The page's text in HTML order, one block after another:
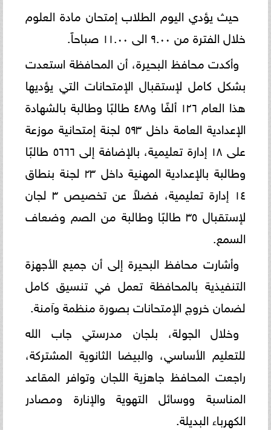
حيث يؤدي اليوم الطلاب إمتحان مادة العلوم
خلال الفترة من ٩.٠٠ الى ١١.٠٠ صباحاً.
وأكدت محافظ البحيرة، أن المحافظة استعدت
بشكل كامل لإستقبال الإمتحانات التي يؤديها
هذا العام ١٢٦ ألفًا و٤٨٨ طالبًا وطالبة بالشهادة
الإعدادية العامة داخل ٥٩٣ لجنة إمتحانية موزعة
على ١٨ إدارة تعليمية، بالإضافة إلى ٥٦٦٦ طالبًا
وطالبة بالإعدادية المهنية داخل ٢٣ لجنة بنطاق
١٤ إدارة تعليمية، فضلاً عن تخصيص ٣ لجان
لإستقبال ٣٥ طالبًا وطالبة من الصم وضعاف
السمع.
وأشارت محافظ البحيرة إلى أن جميع الأجهزة
التنفيذية بالمحافظة تعمل في تنسيق كامل
لضمان خروج الإمتحانات بصورة منظمة وآمنة.
وخلال الجولة، بلجان مدرستي جاب الله
للتعليم الأساسي، والبيضا الثانوية المشتركة،
راجعت المحافظ جاهزية اللجان وتوافر المقاعد
المناسبة ووسائل التهوية والإنارة ومصادر
الكهرباء البديلة.